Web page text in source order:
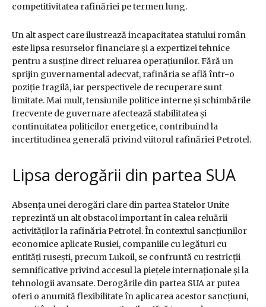
competitivitatea rafinăriei pe termen lung.
Un alt aspect care ilustrează incapacitatea statului român
este lipsa resurselor financiare și a expertizei tehnice
pentru a susține direct reluarea operațiunilor. Fără un
sprijin guvernamental adecvat, rafinăria se află într-o
poziție fragilă, iar perspectivele de recuperare sunt
limitate. Mai mult, tensiunile politice interne și schimbările
frecvente de guvernare afectează stabilitatea și
continuitatea politicilor energetice, contribuind la
incertitudinea generală privind viitorul rafinăriei Petrotel.
Lipsa derogării din partea SUA
Absența unei derogări clare din partea Statelor Unite
reprezintă un alt obstacol important în calea reluării
activităților la rafinăria Petrotel. În contextul sancțiunilor
economice aplicate Rusiei, companiile cu legături cu
entități rusești, precum Lukoil, se confruntă cu restricții
semnificative privind accesul la piețele internaționale și la
tehnologii avansate. Derogările din partea SUA ar putea
oferi o anumită flexibilitate în aplicarea acestor sancțiuni,